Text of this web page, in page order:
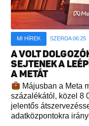
MI HÍREK SZERDA 06:25
A VOLT
SEJTENEK A
A METÁT
Májusban a Meta
százalékától, közel 8
jelentős
adatközpontokra